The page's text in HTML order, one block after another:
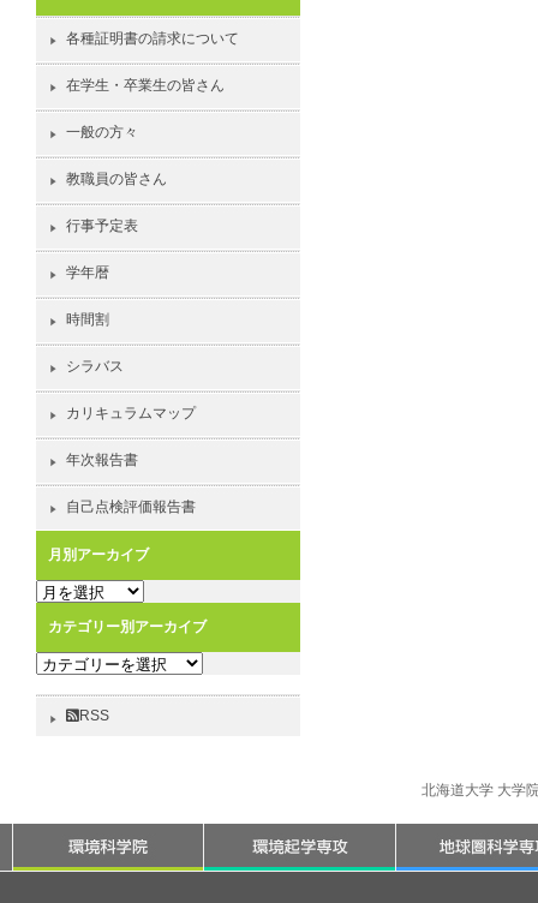
各種証明書の請求について
在学生・卒業生の皆さん
一般の方々
教職員の皆さん
行事予定表
学年暦
時間割
シラバス
カリキュラムマップ
年次報告書
自己点検評価報告書
月別アーカイブ
月
ー
カ
イ
カテゴリー別アーカイブ
カ
ゴ
カ
RSS
北海道大学 大学